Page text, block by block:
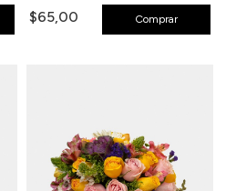
$65,00 Comprar